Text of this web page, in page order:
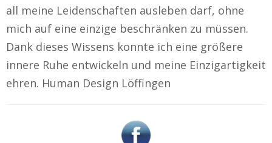
all meine Leidenschaften ausleben darf, ohne
mich auf eine einzige beschränken zu müssen.
Dank dieses Wissens konnte ich eine größere
innere Ruhe entwickeln und meine Einzigartigkeit
ehren. Human Design Löffingen